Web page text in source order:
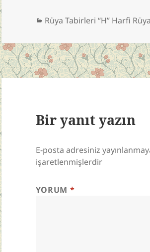
Kategoriler
Rüya Tabirleri “H” Harfi
Bir yanıt yazın
E-posta adresiniz
işaretlenmişlerdir
YORUM *